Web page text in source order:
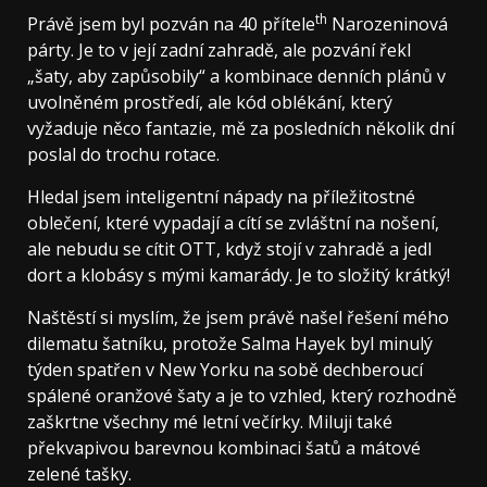
Právě jsem byl pozván na 40 příteleth Narozeninová
párty. Je to v její zadní zahradě, ale pozvání řekl
„šaty, aby zapůsobily“ a kombinace denních plánů v
uvolněném prostředí, ale kód oblékání, který
vyžaduje něco fantazie, mě za posledních několik dní
poslal do trochu rotace.
Hledal jsem inteligentní nápady na příležitostné
oblečení, které vypadají a cítí se zvláštní na nošení,
ale nebudu se cítit OTT, když stojí v zahradě a jedl
dort a klobásy s mými kamarády. Je to složitý krátký!
Naštěstí si myslím, že jsem právě našel řešení mého
dilematu šatníku, protože Salma Hayek byl minulý
týden spatřen v New Yorku na sobě dechberoucí
spálené oranžové šaty a je to vzhled, který rozhodně
zaškrtne všechny mé letní večírky. Miluji také
překvapivou barevnou kombinaci šatů a mátové
zelené tašky.